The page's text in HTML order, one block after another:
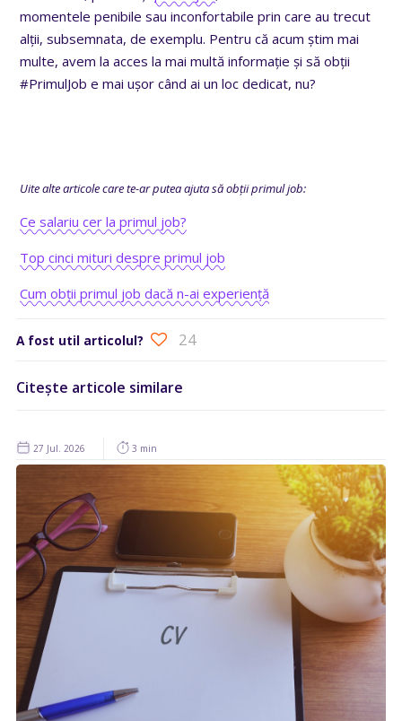
momentele penibile sau inconfortabile prin care au trecut
alții, subsemnata, de exemplu. Pentru că acum știm mai
multe, avem la acces la mai multă informație și să obții
#PrimulJob e mai ușor când ai un loc dedicat, nu?
Uite alte articole care te-ar putea ajuta să obții primul job:
Ce salariu cer la primul job?
Top cinci mituri despre primul job
Cum obții primul job dacă n-ai experiență
A fost util articolul? 24
Citește articole similare
27 Jul. 2026 3 min